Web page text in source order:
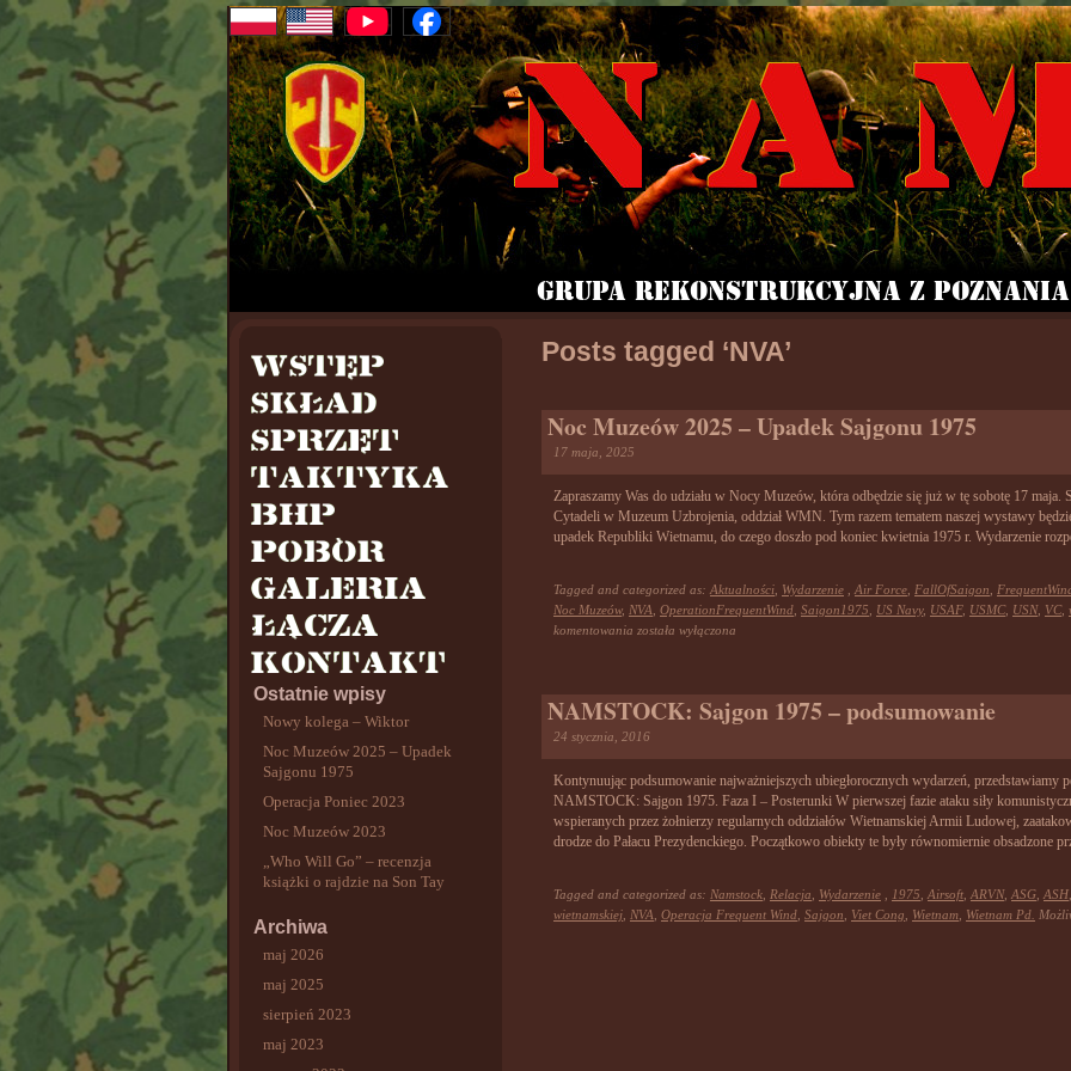
Ostatnie wpisy
Nowy kolega – Wiktor
Noc Muzeów 2025 – Upadek
Sajgonu 1975
Operacja Poniec 2023
Noc Muzeów 2023
„Who Will Go” – recenzja
książki o rajdzie na Son Tay
Archiwa
maj 2026
maj 2025
sierpień 2023
maj 2023
Posts tagged ‘NVA’
Noc Muzeów 2025 – Upadek Sajgonu 1975
17 maja, 2025
Zapraszamy Was do udziału w Nocy Muzeów, która odbędzie się już w tę sobotę 17 maja.
Cytadeli w Muzeum Uzbrojenia, oddział WMN. Tym razem tematem naszej wystawy
upadek Republiki Wietnamu, do czego doszło pod koniec kwietnia 1975 r. Wydarzenie
Tagged and categorized as: Aktualności Wydarzenie Air Force FallOfSaigon
Noc Muzeów, NVA OperationFrequentWind Saigon1975 US Navy, USAF, USMC, USN, VC,
komentowania Noc
Upadek
Sajgonu
została wyłączona
NAMSTOCK: Sajgon 1975 – podsumowanie
24 stycznia, 2016
Kontynuując podsumowanie najważniejszych ubiegłorocznych wydarzeń, przedstawiamy
NAMSTOCK: Sajgon 1975. Faza I – Posterunki W pierwszej fazie ataku siły
wspieranych przez żołnierzy regularnych oddziałów Wietnamskiej Armii Ludowej,
drodze do Pałacu Prezydenckiego. Początkowo obiekty te były równomiernie obsadzone
Tagged and categorized as: Namstock Relacja Wydarzenie 1975 Airsoft ARVN, ASG ASH
wietnamskiej NVA Operacja Frequent Wind Sajgon Viet Cong Wietnam Wietnam Pd.